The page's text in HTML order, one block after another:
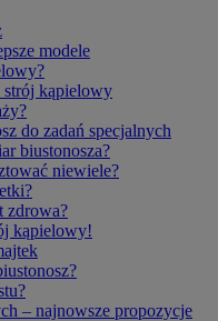
modele
strój kąpielowy
do zadań specjalnych
biustonosza?
niewiele?
zdrowa?
kąpielowy!
– najnowsze propozycje